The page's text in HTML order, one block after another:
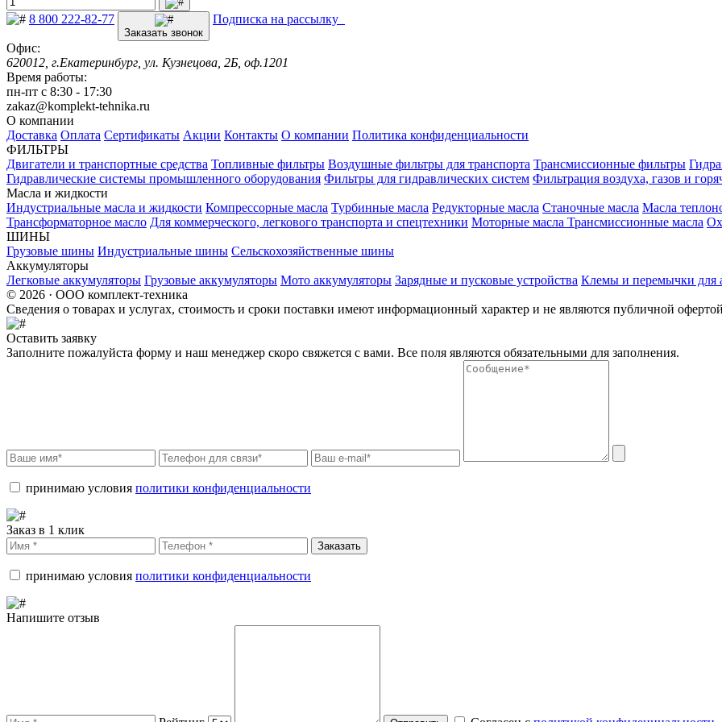
8 800 222-82-77
Заказать звонок
Подписка на рассылку
Офис:
620012, г.Екатеринбург, ул. Кузнецова, 2Б, оф.1201
Время работы:
пн-пт с 8:30 - 17:30
zakaz@komplekt-tehnika.ru
О компании
Доставка Оплата Сертификаты Акции Контакты О компании Политика конфиденциальности
ФИЛЬТРЫ
Двигатели и транспортные средства Топливные фильтры Воздушные фильтры для транспорта Трансмиссионные фильтры
Гидравлические системы промышленного оборудования Фильтры для гидравлических систем Фильтрация воздуха, газов и
Масла и жидкости
Индустриальные масла и жидкости Компрессорные масла Турбинные масла Редукторные масла Станочные масла Масла
Трансформаторное масло Для коммерческого, легкового транспорта и спецтехники Моторные масла Трансмиссионные масла
ШИНЫ
Грузовые шины Индустриальные шины Сельскохозяйственные шины
Аккумуляторы
Легковые аккумуляторы Грузовые аккумуляторы Мото аккумуляторы Зарядные и пусковые устройства Клемы и перемычки для
© 2026 · ООО комплект-техника
Сведения о товарах и услугах, стоимость и сроки поставки имеют информационный характер и не являются публичной
Оставить заявку
Заполните пожалуйста форму и наш менеджер скоро свяжется с вами. Все поля являются обязательными для заполнения.
принимаю условия политики конфиденциальности
Заказ в 1 клик
Заказать
принимаю условия политики конфиденциальности
Напишите отзыв